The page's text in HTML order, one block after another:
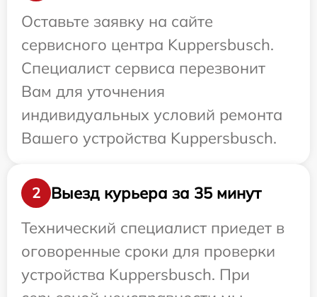
Оставьте заявку на сайте
сервисного центра Kuppersbusch.
Специалист сервиса перезвонит
Вам для уточнения
индивидуальных условий ремонта
Вашего устройства Kuppersbusch.
2
Выезд курьера за 35 минут
Технический специалист приедет в
оговоренные сроки для проверки
устройства Kuppersbusch. При